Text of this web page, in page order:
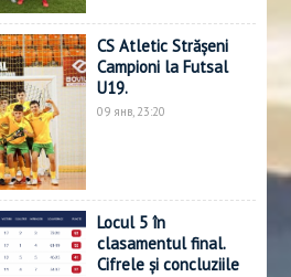
CS Atletic Strășeni
Campioni la Futsal
U19.
09 янв, 23:20
Locul 5 în
clasamentul final.
Cifrele și concluziile